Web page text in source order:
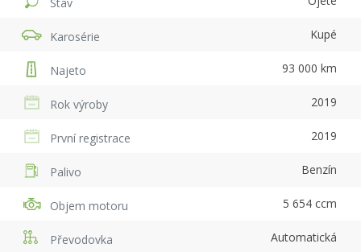
Karosérie Kupé
Najeto 93 000 km
Rok výroby 2019
První registrace 2019
Palivo Benzín
Objem motoru 5 654 ccm
Převodovka Automatická